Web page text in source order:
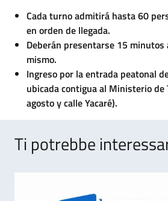
Cada turno admitirá hasta 60
en orden de llegada.
Deberán presentarse 15 minutos
mismo.
Ingreso por la entrada peatonal
ubicada contigua al Ministerio de
agosto y calle Yacaré).
Ti potrebbe